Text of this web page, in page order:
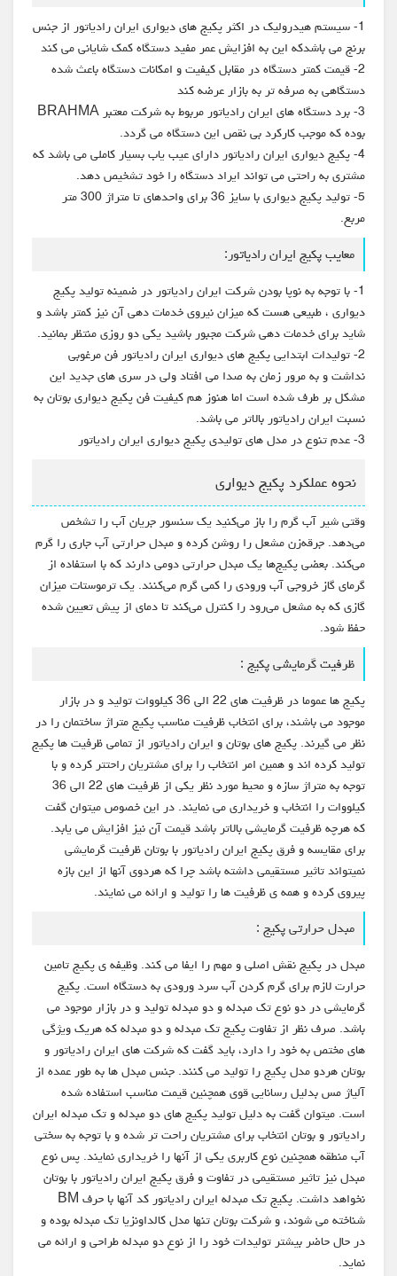
1- سیستم هیدرولیک در اکثر پکیج های دیواری ایران رادیاتور از جنس
برنج می باشدکه این به افزایش عمر مفید دستگاه کمک شایانی می کند
2- قیمت کمتر دستگاه در مقابل کیفیت و امکانات دستگاه باعث شده
دستگاهی به صرفه تر به بازار عرضه کند
3- برد دستگاه های ایران رادیاتور مربوط به شرکت معتبر BRAHMA
بوده که موجب کارکرد بی نقص این دستگاه می گردد.
4- پکیج دیواری ایران رادیاتور دارای عیب یاب بسیار کاملی می باشد که
مشتری به راحتی می تواند ایراد دستگاه را خود تشخیص دهد.
5- تولید پکیج دیواری با سایز 36 برای واحدهای تا متراژ 300 متر
مربع.
معایب پکیج ایران رادیاتور:
1- با توجه به نوپا بودن شرکت ایران رادیاتور در ضمینه تولید پکیج
دیواری ، طبیعی هست که میزان نیروی خدمات دهی آن نیز کمتر باشد و
شاید برای خدمات دهی شرکت مجبور باشید یکی دو روزی منتظر بمانید.
2- تولیدات ابتدایی پکیج های دیواری ایران رادیاتور فن مرغوبی
نداشت و به مرور زمان به صدا می افتاد ولی در سری های جدید این
مشکل بر طرف شده است اما هنوز هم کیفیت فن پکیج دیواری بوتان به
نسبت ایران رادیاتور بالاتر می باشد.
3- عدم تنوع در مدل های تولیدی پکیج دیواری ایران رادیاتور
نحوه عملکرد پکیج دیواری
وقتی شیر آب گرم را باز می‌کنید یک سنسور جریان آب را تشخص
می‌دهد. جرقه‌زن مشعل را روشن کرده و مبدل حرارتی آب جاری را گرم
می‌کند. بعضی پکیج‌ها یک مبدل حرارتی دومی دارند که با استفاده از
گرمای گاز خروجی آب ورودی را کمی گرم می‌کنند. یک ترموستات میزان
گازی که به مشعل می‌رود را کنترل می‌کند تا دمای از پیش تعیین شده
حفظ شود.
ظرفیت گرمایشی پکیج :
پکیج ها عموما در ظرفیت های 22 الی 36 کیلووات تولید و در بازار
موجود می باشند، برای انتخاب ظرفیت مناسب پکیج متراژ ساختمان را در
نظر می گیرند. پکیج های بوتان و ایران رادیاتور از تمامی ظرفیت ها پکیج
تولید کرده اند و همین امر انتخاب را برای مشتریان راحتتر کرده و با
توجه به متراژ سازه و محیط مورد نظر یکی از ظرفیت های 22 الی 36
کیلووات را انتخاب و خریداری می نمایند. در این خصوص میتوان گفت
که هرچه ظرفیت گرمایشی بالاتر باشد قیمت آن نیز افزایش می یابد.
برای مقایسه و فرق پکیج ایران رادیاتور با بوتان ظرفیت گرمایشی
نمیتواند تاثیر مستقیمی داشته باشد چرا که هردوی آنها از این بازه
پیروی کرده و همه ی ظرفیت ها را تولید و ارائه می نمایند.
مبدل حرارتی پکیج :
مبدل در پکیج نقش اصلی و مهم را ایفا می کند. وظیفه ی پکیج تامین
حرارت لازم برای گرم کردن آب سرد ورودی به دستگاه است. پکیج
گرمایشی در دو نوع تک مبدله و دو مبدله تولید و در بازار موجود می
باشد. صرف نظر از تفاوت پکیج تک مبدله و دو مبدله که هریک ویژگی
های مختص به خود را دارد، باید گفت که شرکت های ایران رادیاتور و
بوتان هردو مدل پکیج را تولید می کنند. جنس مبدل ها به طور عمده از
آلیاژ مس بدلیل رسانایی قوی همچنین قیمت مناسب استفاده شده
است. میتوان گفت به دلیل تولید پکیج های دو مبدله و تک مبدله ایران
رادیاتور و بوتان انتخاب برای مشتریان راحت تر شده و با توجه به سختی
آب منطقه همچنین نوع کاربری یکی از آنها را خریداری نمایند. پس نوع
مبدل نیز تاثیر مستقیمی در تفاوت و فرق پکیج ایران رادیاتور با بوتان
نخواهد داشت. پکیج تک مبدله ایران رادیاتور کد آنها با حرف BM
شناخته می شوند، و شرکت بوتان تنها مدل کالداونزیا تک مبدله بوده و
در حال حاضر بیشتر تولیدات خود را از نوع دو مبدله طراحی و ارائه می
نماید.